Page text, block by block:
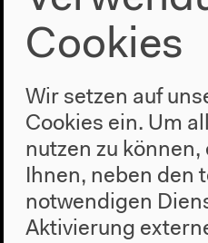
#Arbeit #Film #kids&teens
#Wahrnehmung
#Workshop
Vorherige
Cookies
Wir setzen auf
Cookies ein. Um
nutzen zu
Ihnen, neben den
notwendigen
Aktivierung